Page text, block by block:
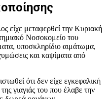
είχε μεταφερθεί την Κυριακή
Νοσοκομείο του
υποσκληρίδιο αιμάτωμα,
και καψίματα από
ότι δεν είχε εγκεφαλική
γιαγιάς του που έλαβε την